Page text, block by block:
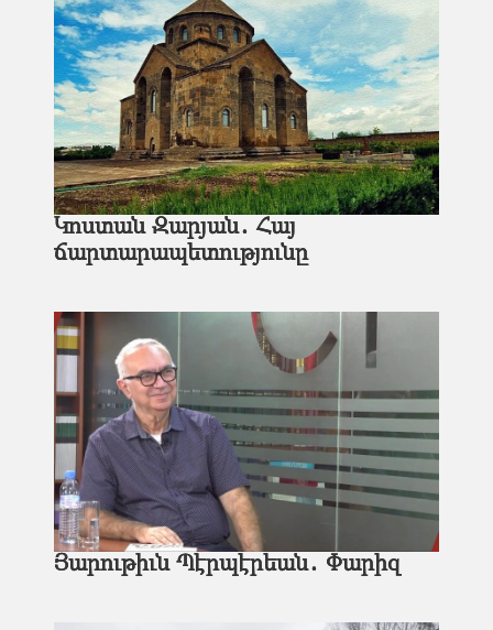
Կոստան Զարյան․ Հայ
ճարտարապետությունը
Յարութիւն Պէրպէրեան․ Փարիզ